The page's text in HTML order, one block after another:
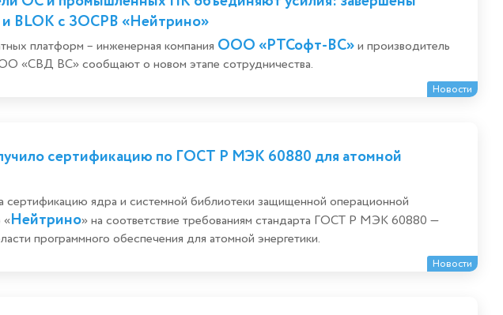
Новости
и BLOK с ЗОСРВ «Нейтрино»
платформ – инженерная компания ООО «РТСофт-ВС» и производитель
«СВД ВС» сообщают о новом этапе сотрудничества.
Новости
сертификацию по ГОСТ Р МЭК 60880 для атомной
сертификацию ядра и системной библиотеки защищенной операционной
«Нейтрино» на соответствие требованиям стандарта ГОСТ Р МЭК 60880 —
программного обеспечения для атомной энергетики.